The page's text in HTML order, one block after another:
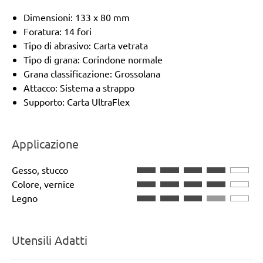
Dimensioni: 133 x 80 mm
Foratura: 14 fori
Tipo di abrasivo: Carta vetrata
Tipo di grana: Corindone normale
Grana classificazione: Grossolana
Attacco: Sistema a strappo
Supporto: Carta UltraFlex
Applicazione
Gesso, stucco
Colore, vernice
Legno
Utensili Adatti